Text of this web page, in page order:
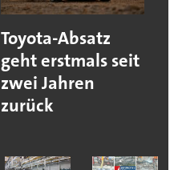
Toyota-Absatz
geht erstmals seit
zwei Jahren
zurück